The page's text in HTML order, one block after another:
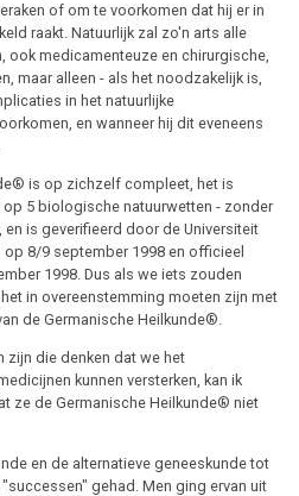
of om te voorkomen dat hij er in
raakt. Natuurlijk zal zo'n arts alle
ook medicamenteuze en chirurgische,
maar alleen - als het noodzakelijk is,
in het natuurlijke
en wanneer hij dit eveneens
is op zichzelf compleet, het is
5 biologische natuurwetten - zonder
en is geverifieerd door de Universiteit
op 8/9 september 1998 en officieel
1998. Dus als we iets zouden
in overeenstemming moeten zijn met
de Germanische Heilkunde®.
zijn die denken dat we het
kunnen versterken, kan ik
ze de Germanische Heilkunde® niet
en de alternatieve geneeskunde tot
gehad. Men ging ervan uit